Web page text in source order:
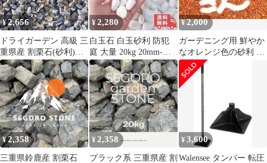
¥2,656
ドライガーデン 高級 三
重県産 割栗石(砂利)
（グレー） 庭石 石材
約20kg
¥2,280
白玉石 白玉砂利 防犯
庭 大量 20kg 20mm-
30mm 砂利約17.8L
¥2,000
ガーデニング用 鮮やか
なオレンジ色の砂利 庭
石 瓦チップ
¥2,358
三重県鈴鹿産 割栗石
¥2,358
ブラック系 三重県産 割
¥3,600
Walensee タンパー 転圧